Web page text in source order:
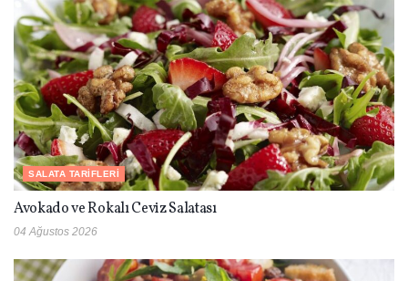
SALATA TARIFLERI
Avokado ve Rokalı Ceviz Salatası
04 Ağustos 2026